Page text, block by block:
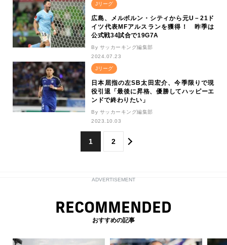
Jリーグ
広島、メルボルン・シティから元U－21ド
イツ代表MFアルスランを獲得！ 昨季は
公式戦34試合で19G7A
By サッカーキング編集部
2024.07.23
Jリーグ
日本屈指の左SB太田宏介、今季限りで現
役引退「最後に昇格、優勝してハッピーエ
ンドで終わりたい」
By サッカーキング編集部
2023.10.03
1 2
ADVERTISEMENT
RECOMMENDED
おすすめの記事